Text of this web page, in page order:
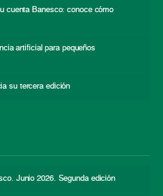
cuenta Banesco: conoce cómo
artificial para pequeños
su tercera edición
Junio 2026. Segunda edición